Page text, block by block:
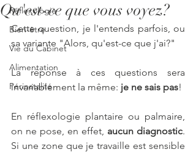
Réflexologie
Bien-être
Vie du Cabinet
Alimentation
Périnatalité
Qu'est-ce que vous voyez?
Cette question, je l'entends parfois, ou
sa variante "Alors, qu'est-ce que j'ai?"
La réponse à ces questions sera
invariablement la même: je ne sais pas!
En réflexologie plantaire ou palmaire,
on ne pose, en effet, aucun diagnostic.
Si une zone que je travaille est sensible